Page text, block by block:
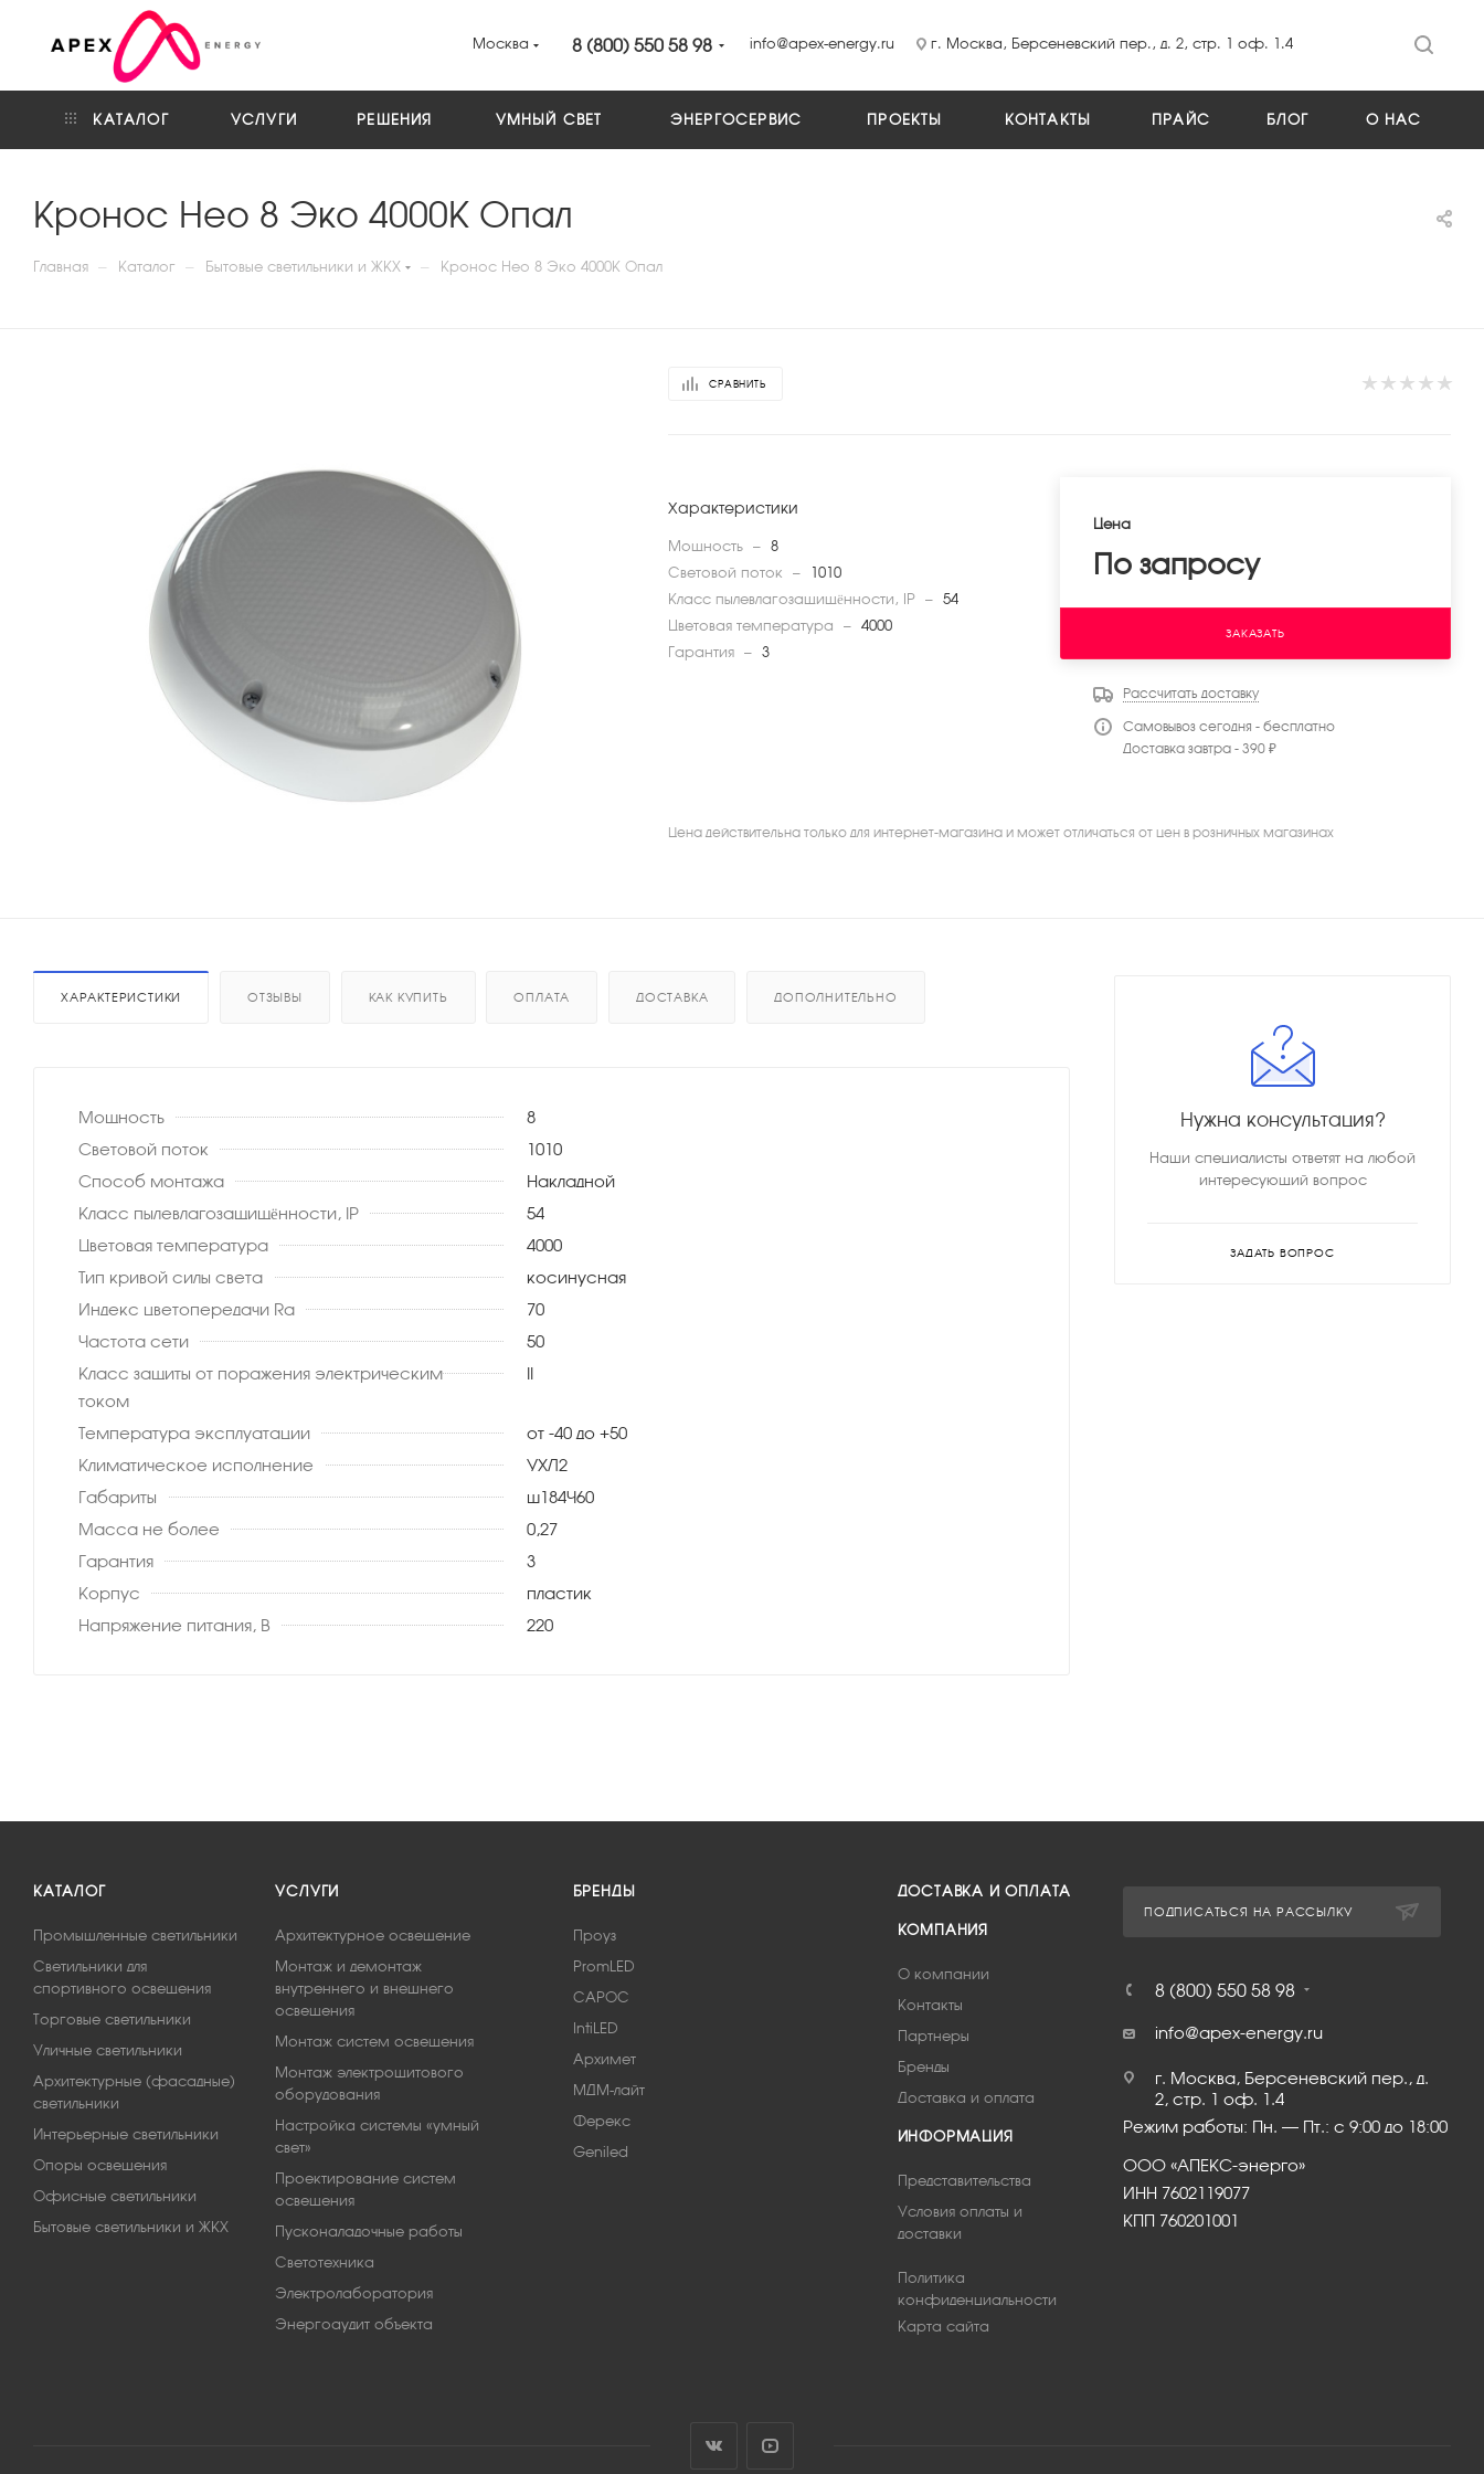
Москва 8 (800) 550 58 98 info@apex-energy.ru г. Москва, Берсеневский пер., д. 2, стр. 1 оф. 1.4
КАТАЛОГ УСЛУГИ РЕШЕНИЯ УМНЫЙ СВЕТ ЭНЕРГОСЕРВИС ПРОЕКТЫ КОНТАКТЫ ПРАЙС БЛОГ О НАС
Кронос Нео 8 Эко 4000К Опал
Главная — Каталог — Бытовые светильники и ЖКХ — Кронос Нео 8 Эко 4000К Опал
СРАВНИТЬ
Характеристики
Мощность —
8
Световой поток
—
1010
Класс пылевлагозащищённости, IP
—
54
Цветовая температура
—
4000
Гарантия
— 3
Цена
По запросу
ЗАКАЗАТЬ
Рассчитать доставку
Самовывоз сегодня - бесплатно
Доставка завтра - 390 ₽
Цена действительна только для интернет-магазина и может отличаться от цен в розничных магазинах
ХАРАКТЕРИСТИКИ ОТЗЫВЫ КАК КУПИТЬ ОПЛАТА ДОСТАВКА ДОПОЛНИТЕЛЬНО
Мощность
8
Световой поток
1010
Способ монтажа
Накладной
Класс пылевлагозащищённости, IP
54
Цветовая температура
4000
Тип кривой силы света
косинусная
Индекс цветопередачи Ra
70
Частота сети
50
Класс защиты от поражения электрическим
током
II
Температура эксплуатации
от -40 до +50
Климатическое исполнение
УХЛ2
Габариты
ø184×60
Масса не более
0,27
Гарантия
3
Корпус
пластик
Напряжение питания, В
220
Нужна консультация?
Наши специалисты ответят на любой
интересующий вопрос
ЗАДАТЬ ВОПРОС
КАТАЛОГ
Промышленные светильники
Светильники для
спортивного освещения
Торговые светильники
Уличные светильники
Архитектурные (фасадные)
светильники
Интерьерные светильники
Опоры освещения
Офисные светильники
Бытовые светильники и ЖКХ
УСЛУГИ
Архитектурное освещение
Монтаж и демонтаж
внутреннего и внешнего
освещения
Монтаж систем освещения
Монтаж электрощитового
оборудования
Настройка системы «умный
свет»
Проектирование систем
освещения
Пусконаладочные работы
Светотехника
Электролаборатория
Энергоаудит объекта
БРЕНДЫ
Проуз
PromLED
САРОС
IntiLED
Архимет
МДМ-лайт
Ферекс
Geniled
ДОСТАВКА И ОПЛАТА
КОМПАНИЯ
О компании
Контакты
Партнеры
Бренды
Доставка и оплата
ИНФОРМАЦИЯ
Представительства
Условия оплаты и
доставки
Политика
конфиденциальности
Карта сайта
ПОДПИСАТЬСЯ НА РАССЫЛКУ
8 (800) 550 58 98
info@apex-energy.ru
г. Москва, Берсеневский пер., д.
2, стр. 1 оф. 1.4
Режим работы: Пн. – Пт.: с 9:00 до 18:00
ООО «АПЕКС-энерго»
ИНН 7602119077
КПП 760201001